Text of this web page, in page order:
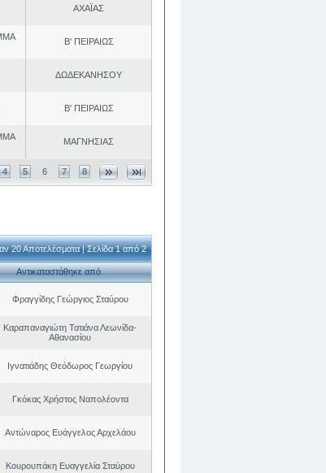
ΑΧΑΪΑΣ
Β' ΠΕΙΡΑΙΩΣ
ΔΩΔΕΚΑΝΗΣΟΥ
Β' ΠΕΙΡΑΙΩΣ
ΜΑΓΝΗΣΙΑΣ
4 5 6 7 8
20 Αποτελέσματα | Σελίδα 1 από 2
Αντικαταστάθηκε από
Φραγγίδης Γεώργιος Σταύρου
Καραπαναγιώτη Τατιάνα Λεωνίδα-
Αθανασίου
Ιγνατιάδης Θεόδωρος Γεωργίου
Γκόκας Χρήστος Ναπολέοντα
Αντώναρος Ευάγγελος Αρχελάου
Κουρουπάκη Ευαγγελία Σταύρου